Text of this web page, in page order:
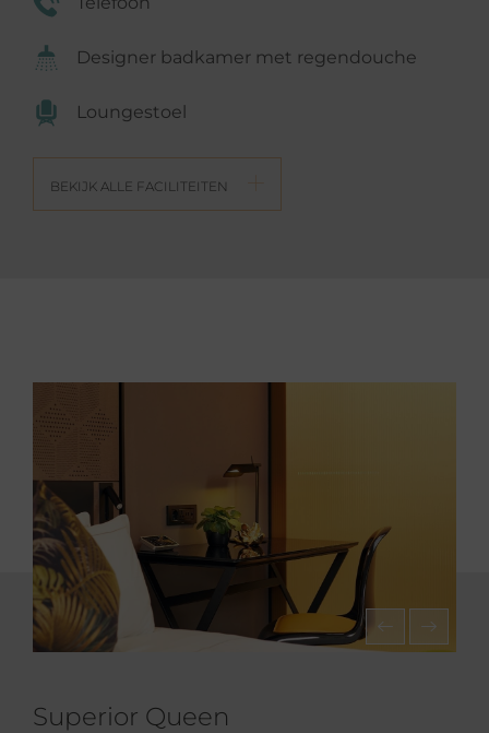
Designer badkamer met regendouche
Loungestoel
BEKIJK ALLE FACILITEITEN
Superior Queen